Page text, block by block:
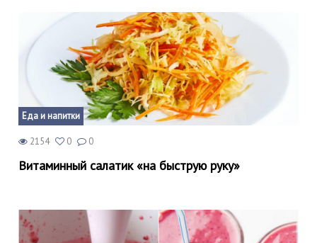
Еда и напитки
2154 0 0
Витаминный салатик «на быструю руку»